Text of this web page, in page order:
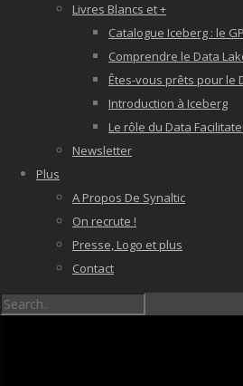
Livres Blancs et +
Catalogue Iceberg : le
Comprendre le Data
Êtes-vous prêts pour le
Introduction à Iceberg
Le rôle du Data
Newsletter
Plus
A Propos De Synaltic
On recrute !
Presse, Logo et plus
Contact